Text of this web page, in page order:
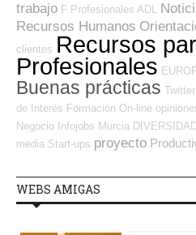
trabajo F Profesionales ADL
Recursos Humanos
clientes Recursos
Profesionales
Buenas prácticas Twitter
de Interés Formación On-line
Negocio Infojobs Murcia
media Start-ups proyecto
WEBS AMIGAS